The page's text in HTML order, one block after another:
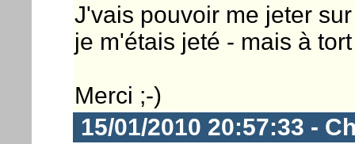
J'vais pouvoir me jeter
je m'étais jeté - mais à
Merci ;-)
15/01/2010 20:57:33 -